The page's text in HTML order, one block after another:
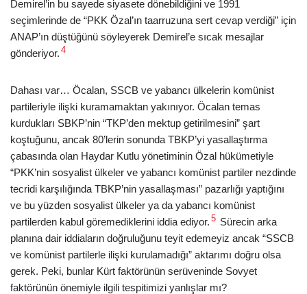
Demirel’in bu sayede siyasete dönebildiğini ve 1991
seçimlerinde de “PKK Özal’ın taarruzuna sert cevap verdiği” için
ANAP’ın düştüğünü söyleyerek Demirel’e sıcak mesajlar
gönderiyor. 4
Dahası var… Öcalan, SSCB ve yabancı ülkelerin komünist
partileriyle ilişki kuramamaktan yakınıyor. Öcalan temas
kurdukları SBKP’nin “TKP’den mektup getirilmesini” şart
koştuğunu, ancak 80’lerin sonunda TBKP’yi yasallaştırma
çabasında olan Haydar Kutlu yönetiminin Özal hükümetiyle
“PKK’nin sosyalist ülkeler ve yabancı komünist partiler nezdinde
tecridi karşılığında TBKP’nin yasallaşması” pazarlığı yaptığını
ve bu yüzden sosyalist ülkeler ya da yabancı komünist
partilerden kabul göremediklerini iddia ediyor. 5 Sürecin arka
planına dair iddiaların doğruluğunu teyit edemeyiz ancak “SSCB
ve komünist partilerle ilişki kurulamadığı” aktarımı doğru olsa
gerek. Peki, bunlar Kürt faktörünün serüveninde Sovyet
faktörünün önemiyle ilgili tespitimizi yanlışlar mı?